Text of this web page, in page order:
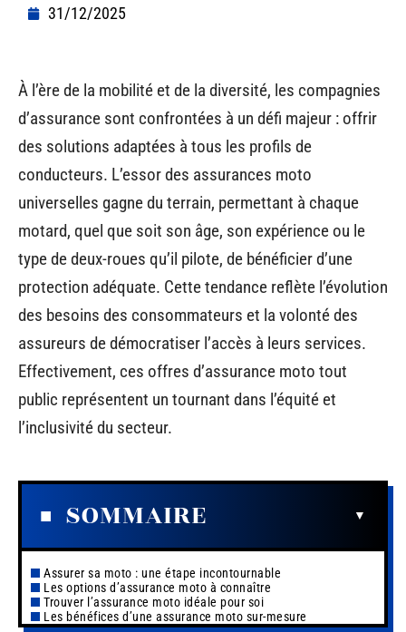
31/12/2025
À l’ère de la mobilité et de la diversité, les compagnies
d’assurance sont confrontées à un défi majeur : offrir
des solutions adaptées à tous les profils de
conducteurs. L’essor des assurances moto
universelles gagne du terrain, permettant à chaque
motard, quel que soit son âge, son expérience ou le
type de deux-roues qu’il pilote, de bénéficier d’une
protection adéquate. Cette tendance reflète l’évolution
des besoins des consommateurs et la volonté des
assureurs de démocratiser l’accès à leurs services.
Effectivement, ces offres d’assurance moto tout
public représentent un tournant dans l’équité et
l’inclusivité du secteur.
SOMMAIRE
Assurer sa moto : une étape incontournable
Les options d’assurance moto à connaître
Trouver l’assurance moto idéale pour soi
Les bénéfices d’une assurance moto sur-mesure